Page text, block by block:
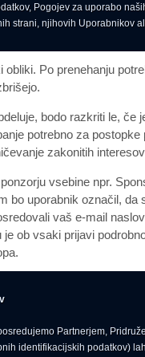
Pogojev za uporabo
strani, njihovih Uporabnikov
Po prenehanju
bodo razkriti le, če
potrebno za
zakonitih
vsebine npr.
bo uporabnik označil, da
vaš e-mail
ob vsaki prijavi
Partnerjem,
identifikacijskih podatkov)